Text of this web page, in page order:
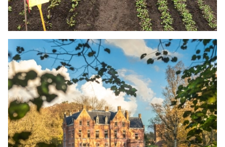
HANDELSGIDS
CSA Plukhof Beernem
LEES MEER